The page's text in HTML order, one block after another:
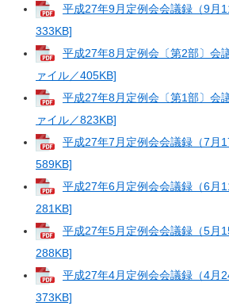
平成27年9月定例会会議録（9月
333KB]
平成27年8月定例会〔第2部〕会
ァイル／405KB]
平成27年8月定例会〔第1部〕会
ァイル／823KB]
平成27年7月定例会会議録（7月
589KB]
平成27年6月定例会会議録（6月
281KB]
平成27年5月定例会会議録（5月
288KB]
平成27年4月定例会会議録（4月
373KB]